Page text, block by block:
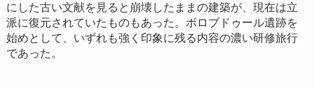
にした古い文献を見ると崩壊したままの建築が、現在は立
派に復元されていたものもあった。ボロブドゥール遺跡を
始めとして、いずれも強く印象に残る内容の濃い研修旅行
であった。